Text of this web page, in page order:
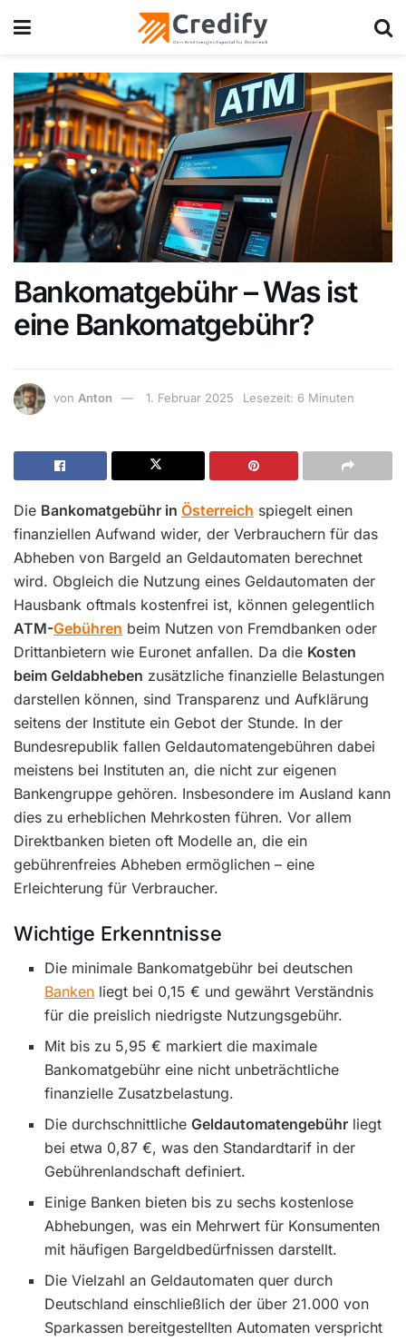
Bankomatgebühr – Was ist
eine Bankomatgebühr?
von Anton 1. Februar 2025 Lesezeit: 6 Minuten
Die Bankomatgebühr in Österreich spiegelt einen
finanziellen Aufwand wider, der Verbrauchern für das
Abheben von Bargeld an Geldautomaten berechnet
wird. Obgleich die Nutzung eines Geldautomaten der
Hausbank oftmals kostenfrei ist, können gelegentlich
ATM-Gebühren beim Nutzen von Fremdbanken oder
Drittanbietern wie Euronet anfallen. Da die Kosten
beim Geldabheben zusätzliche finanzielle Belastungen
darstellen können, sind Transparenz und Aufklärung
seitens der Institute ein Gebot der Stunde. In der
Bundesrepublik fallen Geldautomatengebühren dabei
meistens bei Instituten an, die nicht zur eigenen
Bankengruppe gehören. Insbesondere im Ausland kann
dies zu erheblichen Mehrkosten führen. Vor allem
Direktbanken bieten oft Modelle an, die ein
gebührenfreies Abheben ermöglichen – eine
Erleichterung für Verbraucher.
Wichtige Erkenntnisse
Die minimale Bankomatgebühr bei deutschen
Banken liegt bei 0,15 € und gewährt Verständnis
für die preislich niedrigste Nutzungsgebühr.
Mit bis zu 5,95 € markiert die maximale
Bankomatgebühr eine nicht unbeträchtliche
finanzielle Zusatzbelastung.
Die durchschnittlicheGeldautomatengebühr liegt
bei etwa 0,87 €, was den Standardtarif in der
Gebührenlandschaft definiert.
Einige Banken bieten bis zu sechs kostenlose
Abhebungen, was ein Mehrwert für Konsumenten
mit häufigen Bargeldbedürfnissen darstellt.
Die Vielzahl an Geldautomaten quer durch
Deutschland einschließlich der über 21.000 von
Sparkassen bereitgestellten Automaten verspricht